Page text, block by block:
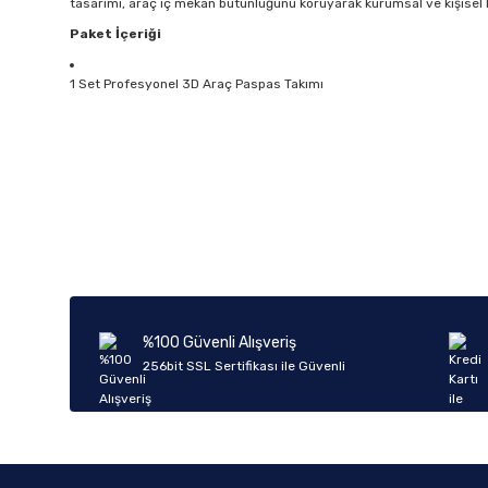
tasarımı, araç iç mekan bütünlüğünü koruyarak kurumsal ve
Paket İçeriği
1 Set Profesyonel 3D Araç Paspas Takımı
Ürün fiyatı diğer sitelerden daha pahalı.
Bu ürüne benzer farklı alternatifler olmalı.
%100 Güvenli Alışveriş
256bit SSL Sertifikası ile Güvenli